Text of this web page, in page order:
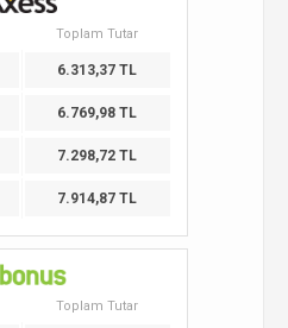
Toplam Tutar
6.313,37 TL
6.769,98 TL
7.298,72 TL
7.914,87 TL
Toplam Tutar